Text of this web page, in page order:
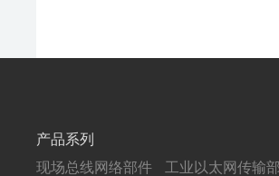
产品系列
现场总线网络部件
工业以太网传输